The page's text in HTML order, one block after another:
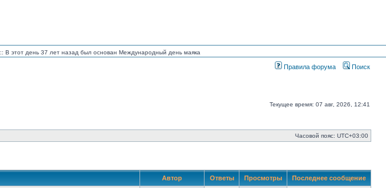
:: В этот день 37 лет назад был основан Международный день маяка
Правила форума Поиск
Текущее время: 07 авг, 2026, 12:41
Часовой пояс: UTC+03:00
Автор Ответы Просмотры Последнее сообщение